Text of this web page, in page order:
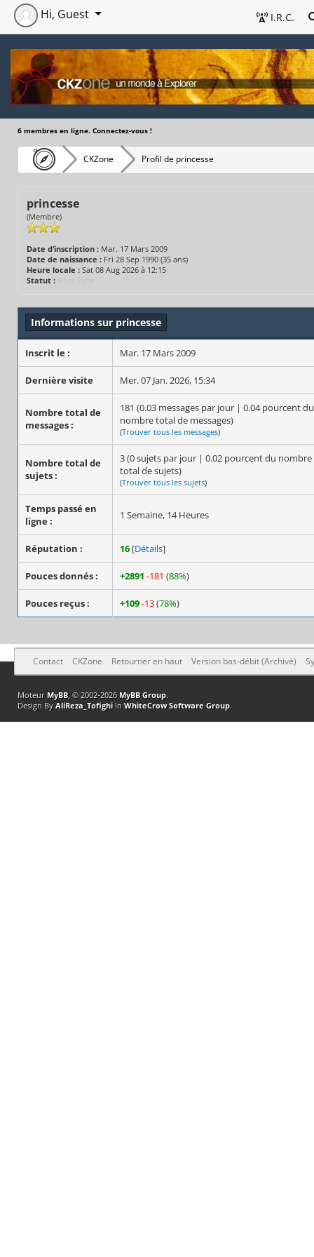
I.R.C.
Hi, Guest
6 membres en ligne. Connectez-vous !
CKZone Profil de princesse
princesse
(Membre)
Date d’inscription :
Mar. 17 Mars 2009
Date de naissance : Fri 28 Sep 1990 (35 ans)
Heure locale : Sat 08 Aug 2026 à 12:15
Statut :
Informations sur princesse
Inscrit le : Mar. 17 Mars 2009
Dernière visite Mer. 07 Jan. 2026, 15:34
Nombre total de
messages :
181 (0.03 messages par jour | 0.04 pourcent du
nombre total de messages)
(Trouver tous les messages)
Nombre total de
sujets :
3 (0 sujets par jour | 0.02 pourcent du nombre
total de sujets)
(Trouver tous les sujets)
Temps passé en
ligne :
1 Semaine, 14 Heures
Réputation : 16 [Détails]
Pouces donnés : +2891 -181 (88%)
Pouces reçus : +109-13(78%)
Contact CKZone Retourner en haut Version bas-débit (Archivé)
Moteur MyBB, © 2002-2026 MyBB Group.
Design By AliReza_TofighiIn WhiteCrow Software Group.